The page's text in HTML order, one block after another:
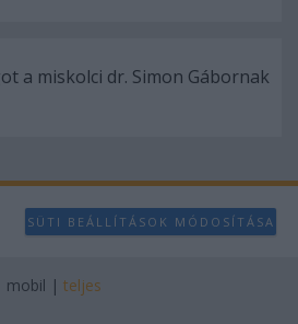
a miskolci dr. Simon Gábornak
SÜTI BEÁLLÍTÁSOK MÓDOSÍTÁSA
mobil | teljes